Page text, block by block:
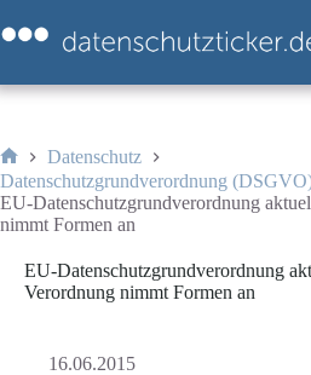
Inhalt
springen
Start
Datenschutz
Datenschutzgrundverordnung
EU-Datenschutzgrundverordnung
nimmt Formen an
EU-Datenschutzgrundverordnung
Verordnung nimmt Formen an
16.06.2015